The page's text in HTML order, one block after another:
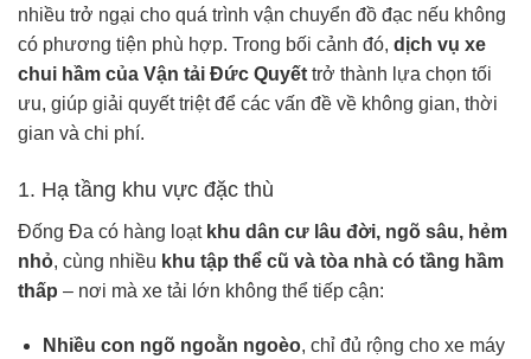
nhiều trở ngại cho quá trình vận chuyển đồ đạc nếu không
có phương tiện phù hợp. Trong bối cảnh đó, dịch vụ xe
chui hầm của Vận tải Đức Quyết trở thành lựa chọn tối
ưu, giúp giải quyết triệt để các vấn đề về không gian, thời
gian và chi phí.
1. Hạ tầng khu vực đặc thù
Đống Đa có hàng loạt khu dân cư lâu đời, ngõ sâu, hẻm
nhỏ, cùng nhiều khu tập thể cũ và tòa nhà có tầng hầm
thấp – nơi mà xe tải lớn không thể tiếp cận:
Nhiều con ngõ ngoằn ngoèo, chỉ đủ rộng cho xe máy